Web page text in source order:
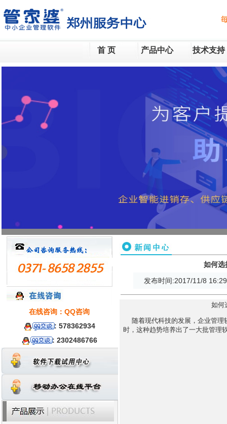
首 页 产品中心 技术支持
在线咨询：QQ咨询
: 578362934
: 2302486766
如何选
发布时间:2017/11/8
如何
随着现代科技的发展，企业管理
时，这种趋势培养出了一大批管理